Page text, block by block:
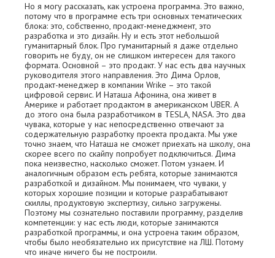
Но я могу рассказать, как устроена программа. Это важно,
потому что в программе есть три основных тематических
блока: это, собственно, продакт-менеджмент, это
разработка и это дизайн. Ну и есть этот небольшой
гуманитарный блок. Про гуманитарный я даже отдельно
говорить не буду, он не слишком интересен для такого
формата. Основной – это продакт. У нас есть два научных
руководителя этого направления. Это Дима Орлов,
продакт-менеджер в компании Wrike – это такой
цифровой сервис. И Наташа Афонина, она живет в
Америке и работает продактом в американском UBER. А
до этого она была разработчиком в TESLA, NASA. Это два
чувака, которые у нас непосредственно отвечают за
содержательную разработку проекта продакта. Мы уже
точно знаем, что Наташа не сможет приехать на школу, она
скорее всего по скайпу попробует подключиться. Дима
пока неизвестно, насколько сможет. Потом узнаем. И
аналогичным образом есть ребята, которые занимаются
разработкой и дизайном. Мы понимаем, что чуваки, у
которых хорошие позиции и которые разрабатывают
скиллы, продуктовую экспертизу, сильно загружены.
Поэтому мы сознательно поставили программу, разделив
компетенции: у нас есть люди, которые занимаются
разработкой программы, и она устроена таким образом,
чтобы было необязательно их присутствие на ЛШ. Потому
что иначе ничего бы не построили.